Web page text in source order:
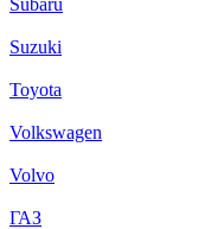
Suzuki
Toyota
Volkswagen
Volvo
ГАЗ